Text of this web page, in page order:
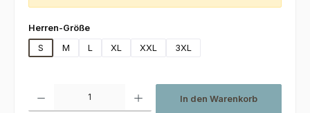
Herren-Größeauswählen
S
M L XL XXL 3XL
In den Warenkorb